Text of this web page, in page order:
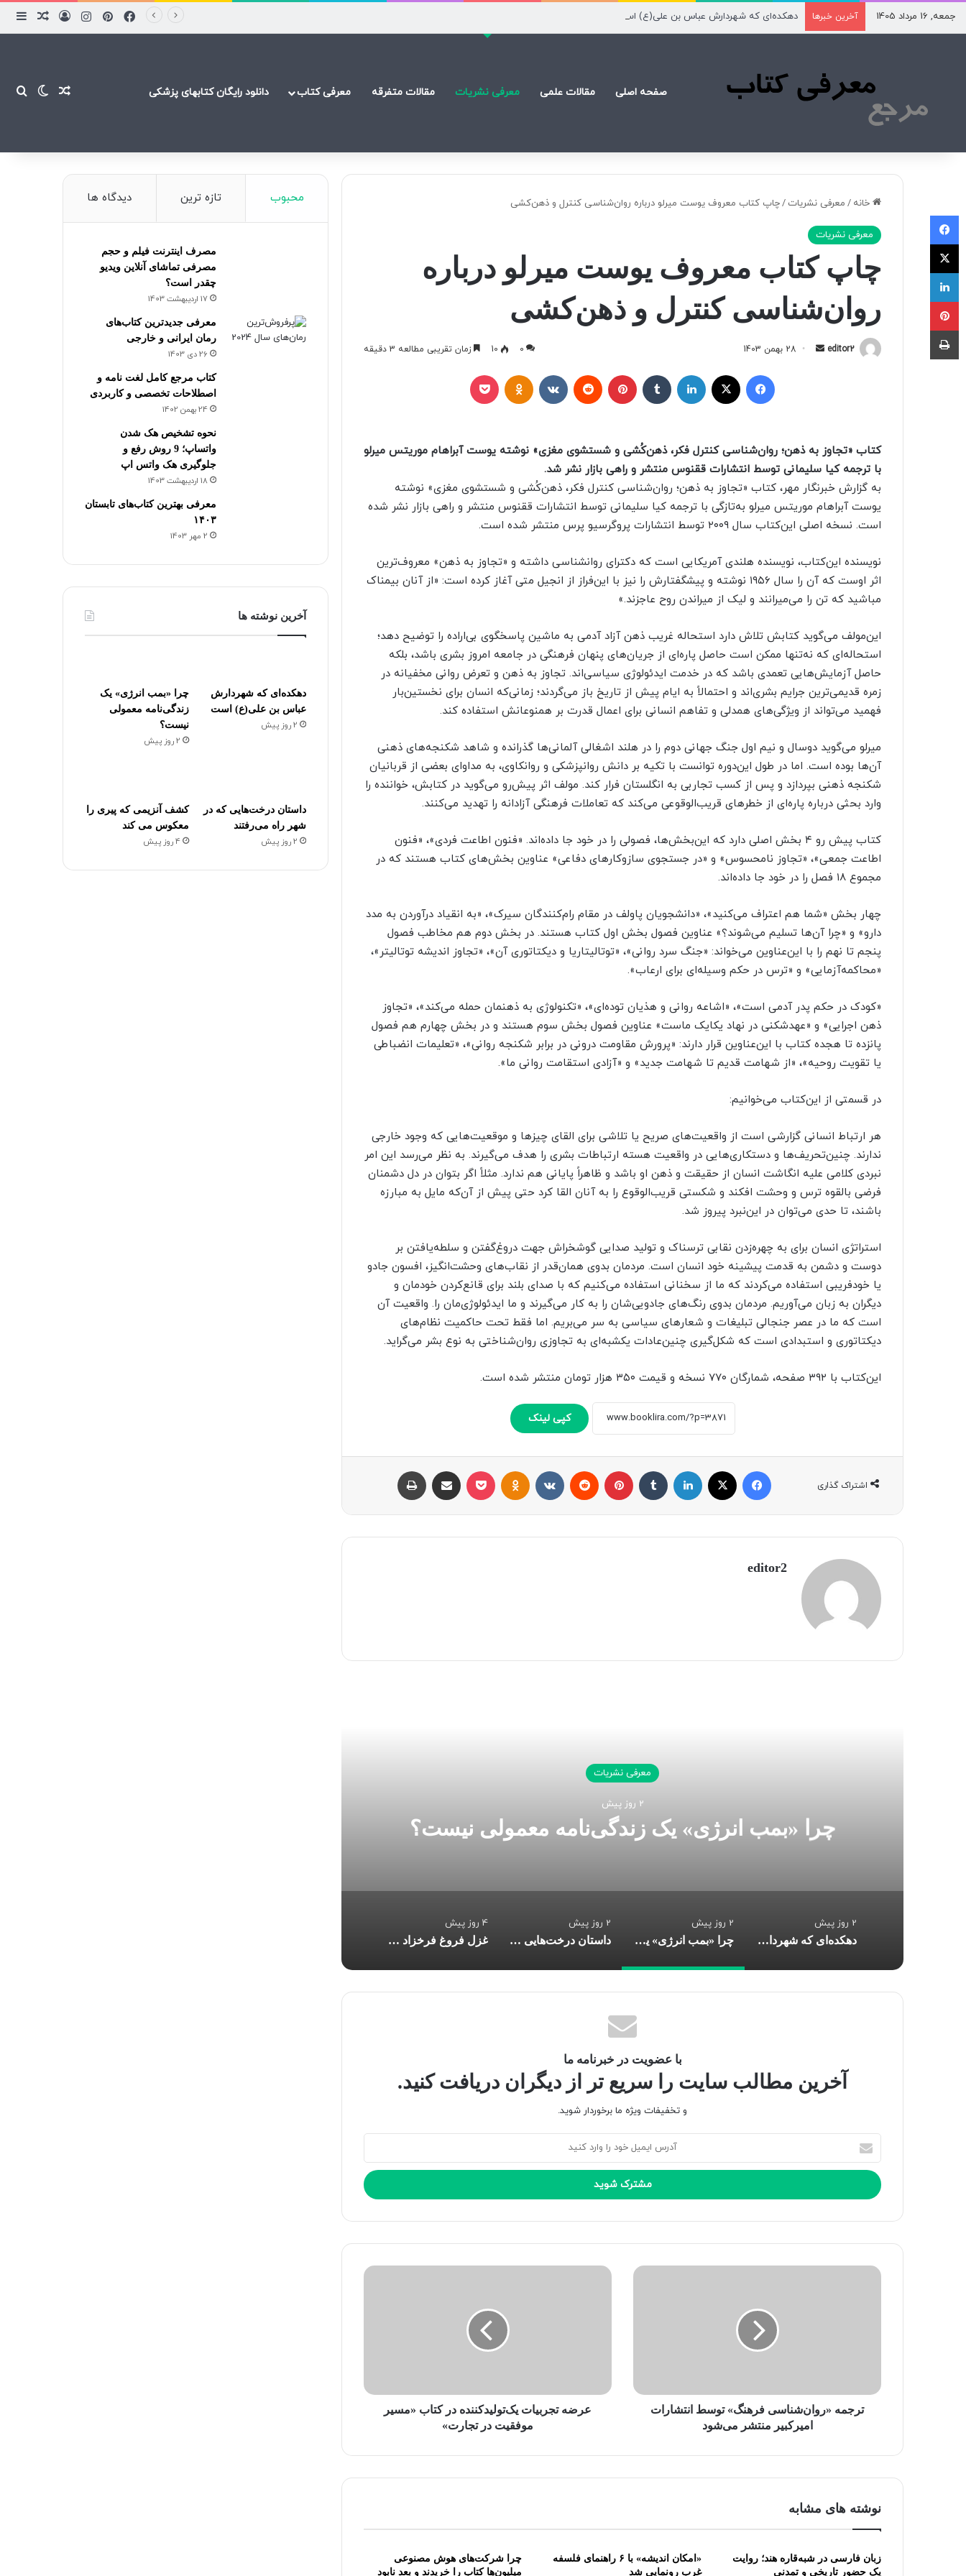
جمعه, 16 مرداد 1405 آخرین خبرها دهکده‌ای که شهردارش عباس بن علی(ع) است فیسبوکپینتریستاینستاگرام
ورود
صفحه اصلی مقالات علمی معرفی نشریات مقالات متفرقه معرفی کتاب دانلود رایگان کتابهای پزشکی نوشتهتغییر
خانه / معرفی نشریات /چاپ کتاب معروف یوست میرلو درباره روان‌شناسی کنترل و ذهن‌کشی
معرفی نشریات
چاپ کتاب معروف یوست میرلو درباره
روان‌شناسی کنترل و ذهن‌کشی
editor2
ه
ا
ی
م
ی
28 بهمن 1403 0
10 زمان تقریبی مطالعه 3 دقیقه
کتاب «تجاوز به ذهن؛ روان‌شناسی کنترل فکر، ذهن‌کُشی و شستشوی مغزی» نوشته یوست آبراهام موریتس میرلو
با ترجمه کیا سلیمانی توسط انتشارات ققنوس منتشر و راهی بازار نشر شد.
به گزارش خبرنگار مهر، کتاب «تجاوز به ذهن؛ روان‌شناسی کنترل فکر، ذهن‌کُشی و شستشوی مغزی» نوشته
یوست آبراهام موریتس میرلو به‌تازگی با ترجمه کیا سلیمانی توسط انتشارات ققنوس منتشر و راهی بازار نشر شده
است. نسخه اصلی این‌کتاب سال ۲۰۰۹ توسط انتشارات پروگرسیو پرس منتشر شده است.
نویسنده این‌کتاب، نویسنده هلندی آمریکایی است که دکترای روانشناسی داشته و «تجاوز به ذهن» معروف‌ترین
اثر اوست که آن را سال ۱۹۵۶ نوشته و پیشگفتارش را نیز با این‌فراز از انجیل متی آغاز کرده است: «از آنان بیمناک
مباشید که تن را می‌میرانند و لیک از میراندن روح عاجزند.»
این‌مولف می‌گوید کتابش تلاش دارد استحاله غریب ذهن آزاد آدمی به ماشین پاسخگوی بی‌اراده را توضیح دهد؛
استحاله‌ای که نه‌تنها ممکن است حاصل پاره‌ای از جریان‌های پنهان فرهنگی در جامعه امروز بشری باشد، بلکه
حاصل آزمایش‌هایی تعمدی باشد که در خدمت ایدئولوژی سیاسی‌اند. تجاوز به ذهن و تعرض روانی مخفیانه در
زمره قدیمی‌ترین جرایم بشری‌اند و احتمالاً به ایام پیش از تاریخ باز می‌گردند؛ زمانی‌که انسان برای نخستین‌بار
فهمید می‌تواند از ویژگی‌های همدلی و تفاهم انسانی برای اعمال قدرت بر همنوعانش استفاده کند.
میرلو می‌گوید دوسال و نیم اول جنگ جهانی دوم را در هلند اشغالی آلمانی‌ها گذرانده و شاهد شکنجه‌های ذهنی
آن‌ها بوده است. اما در طول این‌دوره توانست با تکیه بر دانش روانپزشکی و روانکاوی، به مداوای بعضی از قربانیان
شکنجه ذهنی بپردازد و پس از کسب تجاربی به انگلستان فرار کند. مولف اثر پیش‌رو می‌گوید در کتابش، خواننده را
وارد بحثی درباره پاره‌ای از خطرهای قریب‌الوقوعی می‌کند که تعاملات فرهنگی آزادانه را تهدید می‌کنند.
کتاب پیش رو ۴ بخش اصلی دارد که این‌بخش‌ها، فصولی را در خود جا داده‌اند. «فنون اطاعت فردی»، «فنون
اطاعت جمعی»، «تجاوز نامحسوس» و «در جستجوی سازوکارهای دفاعی» عناوین بخش‌های کتاب هستند که در
مجموع ۱۸ فصل را در خود جا داده‌اند.
چهار بخش «شما هم اعتراف می‌کنید»، «دانشجویان پاولف در مقام رام‌کنندگان سیرک»، «به انقیاد درآوردن به مدد
دارو» و «چرا آن‌ها تسلیم می‌شوند؟» عناوین فصول بخش اول کتاب هستند. در بخش دوم هم مخاطب فصول
پنجم تا نهم را با این‌عناوین می‌خواند: «جنگ سرد روانی»، «توتالیتاریا و دیکتاتوری آن»، «تجاوز اندیشه توتالیتر»،
«محاکمه‌آزمایی» و «ترس در حکم وسیله‌ای برای ارعاب».
«کودک در حکم پدر آدمی است»، «اشاعه روانی و هذیان توده‌ای»، «تکنولوژی به ذهنمان حمله می‌کند»، «تجاوز
ذهن اجرایی» و «عهدشکنی در نهاد یکایک ماست» عناوین فصول بخش سوم هستند و در بخش چهارم هم فصول
پانزده تا هجده کتاب با این‌عناوین قرار دارند: «پرورش مقاومت درونی در برابر شکنجه روانی»، «تعلیمات انضباطی
یا تقویت روحیه»، «از شهامت قدیم تا شهامت جدید» و «آزادی استقامت روانی ما».
در قسمتی از این‌کتاب می‌خوانیم:
هر ارتباط انسانی گزارشی است از واقعیت‌های صریح یا تلاشی برای القای چیزها و موقعیت‌هایی که وجود خارجی
ندارند. چنین‌تحریف‌ها و دستکاری‌هایی در واقعیت هسته ارتباطات بشری را هدف می‌گیرند. به نظر می‌رسد این امر
نبردی کلامی علیه انگاشت انسان از حقیقت و ذهن او باشد و ظاهراً پایانی هم ندارد. مثلاً اگر بتوان در دل دشمنان
فرضی بالقوه ترس و وحشت افکند و شکستی قریب‌الوقوع را به آنان القا کرد حتی پیش از آن‌که مایل به مبارزه
باشند، تا حدی می‌توان در این‌نبرد پیروز شد.
استراتژی انسان برای به چهره‌زدن نقابی ترسناک و تولید صدایی گوشخراش جهت دروغ‌گفتن و سلطه‌یافتن بر
دوست و دشمن به قدمت پیشینه خود انسان است. مردمان بدوی همان‌قدر از نقاب‌های وحشت‌انگیز، افسون جادو
یا خودفریبی استفاده می‌کردند که ما از سخنانی استفاده می‌کنیم که با صدای بلند برای قانع‌کردن خودمان و
دیگران به زبان می‌آوریم. مردمان بدوی رنگ‌های جادویی‌شان را به کار می‌گیرند و ما ایدئولوژی‌مان را. واقعیت آن
است که ما در عصر جنجالی تبلیغات و شعارهای سیاسی به سر می‌بریم. اما فقط تحت حاکمیت نظام‌های
دیکتاتوری و استبدادی است که شکل‌گیری چنین‌عادات یکشبه‌ای به تجاوزی روان‌شناختی به نوع بشر می‌گراید.
این‌کتاب با ۳۹۲ صفحه، شمارگان ۷۷۰ نسخه و قیمت ۳۵۰ هزار تومان منتشر شده است.
کپی لینک
اشتراک گذاری
editor2
معرفی نشریات
2 روز پیش
چرا «بمب انرژی» یک زندگی‌نامه معمولی نیست؟
2 روز پیش
دهکده‌ای که شهردارش عباس بن علی(ع) است
2 روز پیش
چرا «بمب انرژی» یک زندگی‌نامه معمولی نیست؟
2 روز پیش
داستان درخت‌هایی که در شهر راه می‌رفتند
4 روز پیش
غزل فروغ فرخزاد در دانشگاه شیراز با رویکرد فرم‌شناسانه بازخوانی شد
با عضویت در خبرنامه ما
آخرین مطالب سایت را سریع تر از دیگران دریافت کنید.
و تخفیفات ویژه ما برخوردار شوید.
س
ی
خ
د
ترجمه «روان‌شناسی فرهنگ» توسط انتشارات
امیرکبیر منتشر می‌شود
عرضه تجربیات یک‌تولیدکننده در کتاب «مسیر
موفقیت در تجارت»
نوشته های مشابه
زبان فارسی در شبه‌قاره هند؛ روایت
یک حضور تاریخی و تمدنی
«امکان اندیشه» با ۶ راهنمای فلسفه
غرب رونمایی شد
چرا شرکت‌های هوش مصنوعی
میلیون‌ها کتاب را خریدند و بعد نابود
محبوب تازه ترین دیدگاه ها
مصرف اینترنت فیلم و حجم
مصرفی تماشای آنلاین ویدیو
چقدر است؟
17 اردیبهشت 1403
معرفی جدیدترین کتاب‌های
رمان ایرانی و خارجی
26 دی 1403
کتاب مرجع کامل لغت نامه و
اصطلاحات تخصصی و کاربردی
24 بهمن 1402
نحوه تشخیص هک شدن
واتساپ؛ 9 روش رفع و
جلوگیری هک واتس اپ
18 اردیبهشت 1403
معرفی بهترین کتاب‌های تابستان
۱۴۰۳
2 مهر 1403
آخرین نوشته ها
دهکده‌ای که شهردارش
عباس بن علی(ع) است
2 روز پیش
چرا «بمب انرژی» یک
زندگی‌نامه معمولی
نیست؟
2 روز پیش
داستان درخت‌هایی که در
شهر راه می‌رفتند
2 روز پیش
کشف آنزیمی که پیری را
معکوس می کند
4 روز پیش